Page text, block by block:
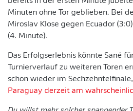
Minuten ohne Tor geblieben. Bei
Miroslav Klose gegen Ecuador
(4. Minute).
Das Erfolgserlebnis könnte Sané
Turnierverlauf zu weiteren Toren
schon wieder im Sechzehntelfinale,
Paraguay derzeit am